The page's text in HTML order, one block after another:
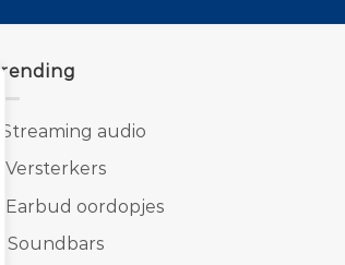
Streaming audio
Versterkers
Earbud oordopjes
Soundbars